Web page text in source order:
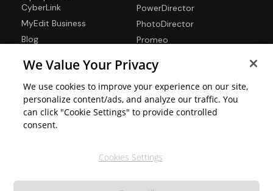
CyberLink
MyEdit Business
Blog
Centre de support
PowerDirector
PhotoDirector
Promeo
Langues
We Value Your Privacy
We use cookies to improve your experience on our site,
personalize content/ads, and analyze our traffic. You
can click "Cookie Settings" to provide controlled
consent.
Cookies Settings